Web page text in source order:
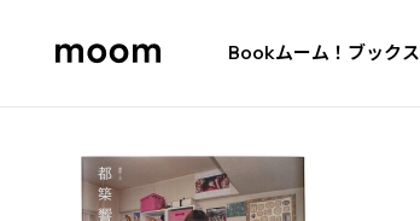
Bookムーム！ブックス